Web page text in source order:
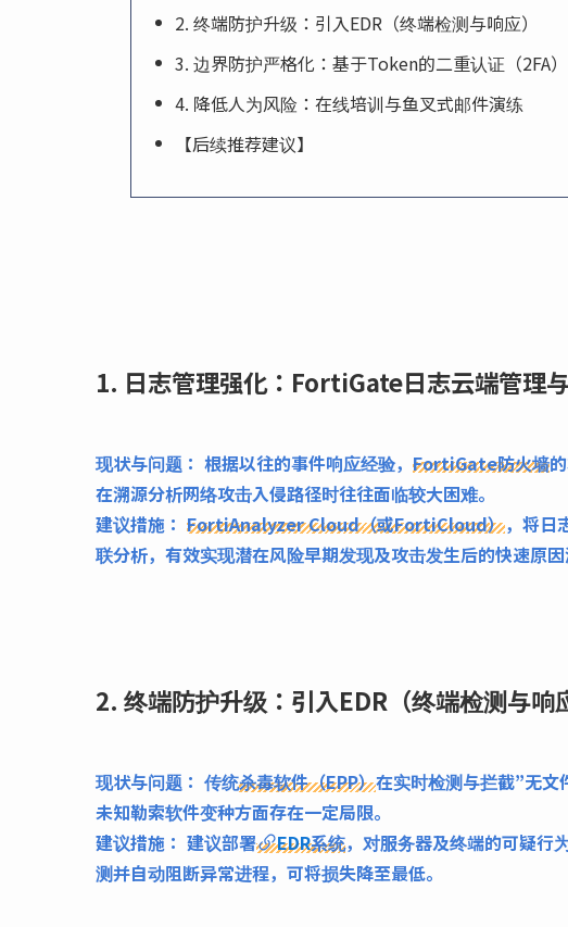
2. 终端防护升级：引入EDR（终端检测与响应）
3. 边界防护严格化：基于Token的二重认证（2FA）
4. 降低人为风险：在线培训与鱼叉式邮件演练
【后续推荐建议】
1. 日志管理强化：FortiGate日志云端管理
现状与问题： 根据以往的事件响应经验， FortiGate防火墙
在溯源分析网络攻击入侵路径时往往面临较大困难。
建议措施： FortiAnalyzer Cloud（或FortiCloud），将日
联分析，有效实现潜在风险早期发现及攻击发生后的快速原因
2. 终端防护升级：引入EDR（终端检测与响
现状与问题： 传统杀毒软件（EPP）在实时检测与拦截”无文
未知勒索软件变种方面存在一定局限。
建议措施： 建议部署 EDR系统，对服务器及终端的可疑行
测并自动阻断异常进程，可将损失降至最低。